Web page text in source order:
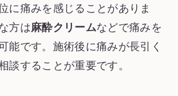
に痛みを感じることがありま
方は麻酔クリームなどで痛みを
能です。施術後に痛みが長引く
談することが重要です。